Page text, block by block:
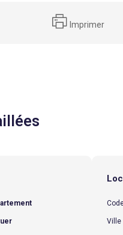
Imprimer
Ville